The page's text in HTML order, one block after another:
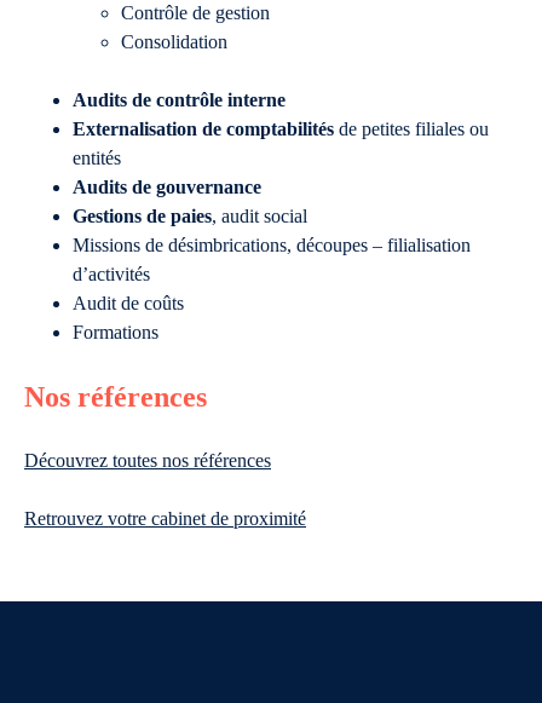
Contrôle de gestion
Consolidation
Audits de contrôle interne
Externalisation de comptabilités de petites filiales ou
entités
Audits de gouvernance
Gestions de paies, audit social
Missions de désimbrications, découpes – filialisation
d’activités
Audit de coûts
Formations
Nos références
Découvrez toutes nos références
Retrouvez votre cabinet de proximité